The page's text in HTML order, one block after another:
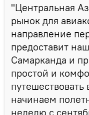
"Центральная
рынок для
направление
предоставит
Самарканда и
простой и
начинаем
неделю с